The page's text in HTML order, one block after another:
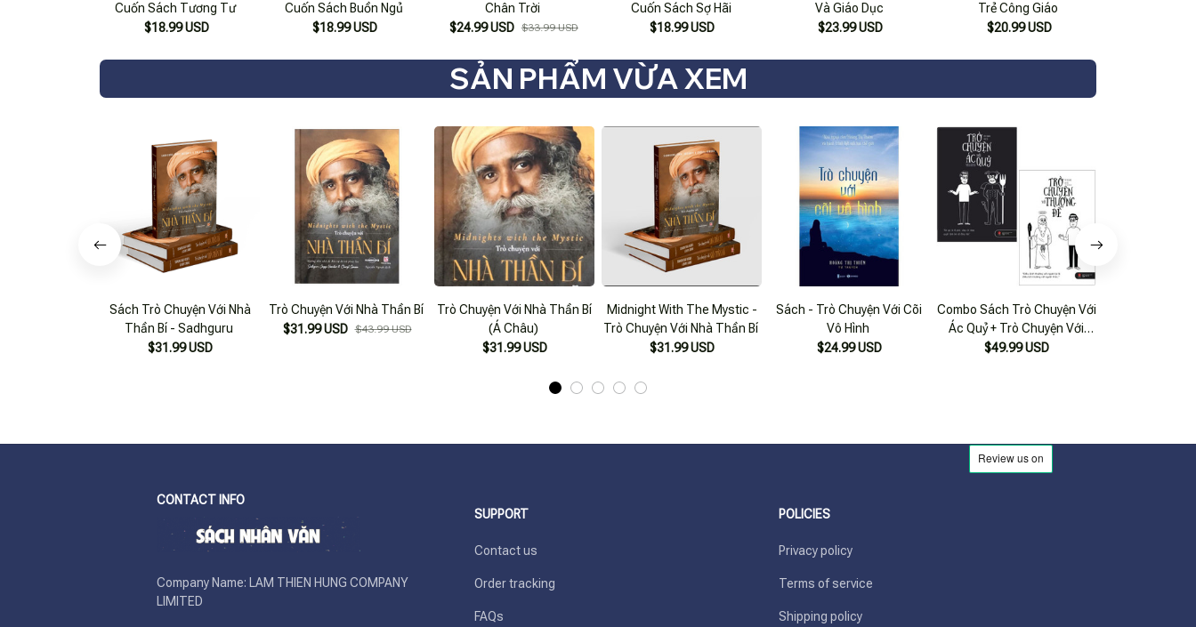
Cuốn Sách Tương Tư
$18.99 USD
Cuốn Sách Buồn Ngủ
$18.99 USD
Chân Trời
$24.99 USD $33.99 USD
Cuốn Sách Sợ Hãi
$18.99 USD
Và Giáo Dục
$23.99 USD
Trẻ Công Giáo
$20.99 USD
SẢN PHẨM VỪA XEM
Sách Trò Chuyện Với Nhà
Thần Bí - Sadhguru
$31.99 USD
Trò Chuyện Với Nhà Thần Bí
$31.99 USD $43.99 USD
Trò Chuyện Với Nhà Thần Bí
(Á Châu)
$31.99 USD
Midnight With The Mystic -
Trò Chuyện Với Nhà Thần Bí
$31.99 USD
Sách - Trò Chuyện Với Cõi
Vô Hình
$24.99 USD
Combo Sách Trò Chuyện Với
Ác Quỷ + Trò Chuyện Với
Thượng Đế (Bộ 2 Cuốn)
$49.99 USD
CONTACT INFO
Company Name: LAM THIEN HUNG COMPANY
LIMITED
SUPPORT
Contact us
Order tracking
FAQs
POLICIES
Privacy policy
Terms of service
Shipping policy